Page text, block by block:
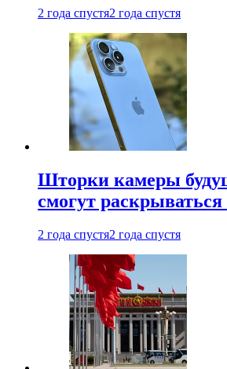
2 года спустя2 года спустя
Шторки камеры
смогут
2 года спустя2 года спустя